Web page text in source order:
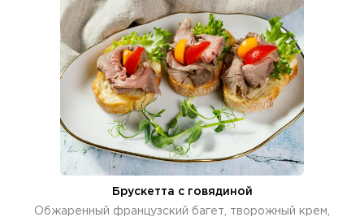
Брускетта с говядиной
Обжаренный французский багет, творожный крем,